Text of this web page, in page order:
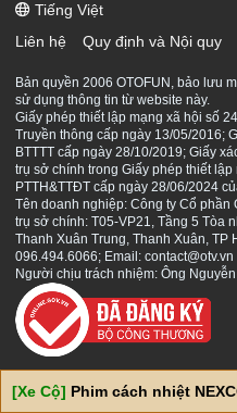
Tiếng Việt
Liên hệ
Quy định và Nội quy
Bản quyền 2006 OTOFUN, bảo lưu
sử dụng thông tin từ website này.
Giấy phép thiết lập mạng xã hội số
Truyền thông cấp ngày 13/05/2016;
BTTTT cấp ngày 28/10/2019; Giấy
trụ sở chính trong Giấy phép thiết
PTTH&TTĐT cấp ngày 28/06/2024
Tên doanh nghiệp: Công ty Cổ phần
trụ sở chính: T05-VP21, Tầng 5 Tòa
Thanh Xuân Trung, Thanh Xuân,
096.494.6066; Email: contact@otv.vn
Người chịu trách nhiệm: Ông
[Xe Cộ] Phim cách nhiệt